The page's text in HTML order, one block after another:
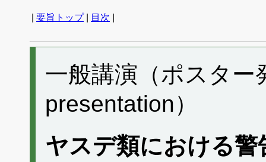
要旨トップ| 目次
一般講演（ポスタ
presentation）
ヤスデ類における